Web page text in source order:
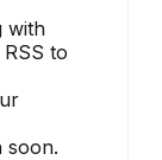
with
to
soon.